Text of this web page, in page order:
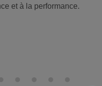
et à la performance.